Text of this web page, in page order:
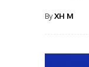
ByXH M